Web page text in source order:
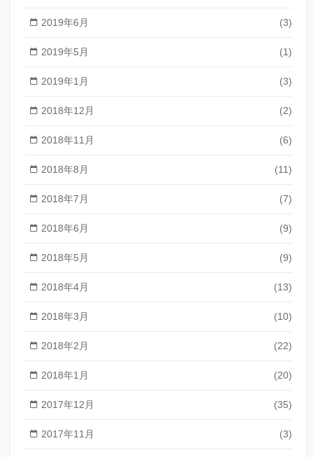
2019年6月 (3)
2019年5月 (1)
2019年1月 (3)
2018年12月 (2)
2018年11月 (6)
2018年8月 (11)
2018年7月 (7)
2018年6月 (9)
2018年5月 (9)
2018年4月 (13)
2018年3月 (10)
2018年2月 (22)
2018年1月 (20)
2017年12月 (35)
2017年11月 (3)